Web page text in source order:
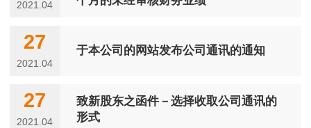
2021.04
于本公司的网站发布公司通讯的通知
27
2021.04
致新股东之函件－选择收取公司通讯的
形式
27
2021.04